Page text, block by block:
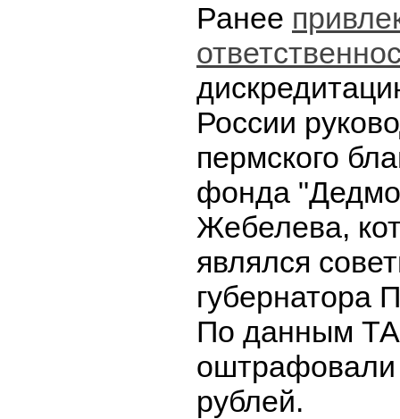
Ранее
России
пермского
фонда
Жебелева,
являлся
губернатора
По данным
оштрафовали
рублей.